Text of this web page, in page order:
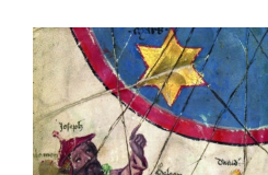
Voir
l'image
agrandie